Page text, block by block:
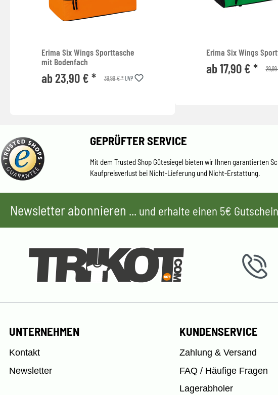
Erima Six Wings Sporttasche
mit Bodenfach
ab 23,90 € * 39,99 € *UVP
Erima Six Wings
ab 17,90 € *
GEPRÜFTER SERVICE
Mit dem Trusted Shop Gütesiegel bieten wir Ihnen garantierten
Kaufpreisverlust bei Nicht-Lieferung und Nicht-Erstattung.
Newsletter abonnieren ... und erhalte einen 5€
UNTERNEHMEN
Kontakt
Newsletter
KUNDENSERVICE
Zahlung & Versand
FAQ / Häufige Fragen
Lagerabholer